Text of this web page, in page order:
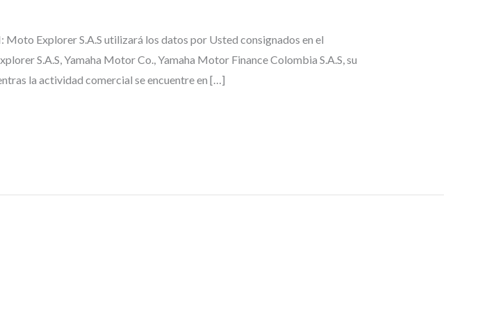
Explorer S.A.S utilizará los datos por Usted consignados en el
S.A.S, Yamaha Motor Co., Yamaha Motor Finance Colombia S.A.S, su
la actividad comercial se encuentre en […]